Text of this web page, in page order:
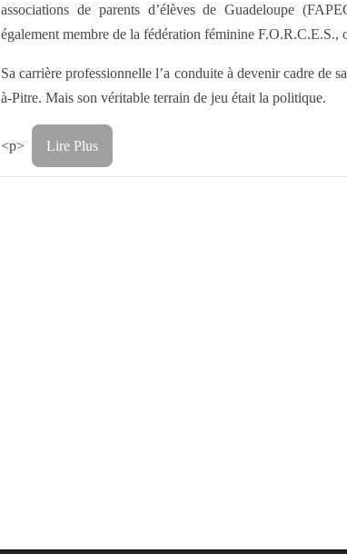
associations de parents d’élèves de Guadeloupe
également membre de la fédération féminine F.O.R.C.E.S.,
Sa carrière professionnelle l’a conduite à devenir cadre de
à-Pitre. Mais son véritable terrain de jeu était la politique.
<p> Lire Plus